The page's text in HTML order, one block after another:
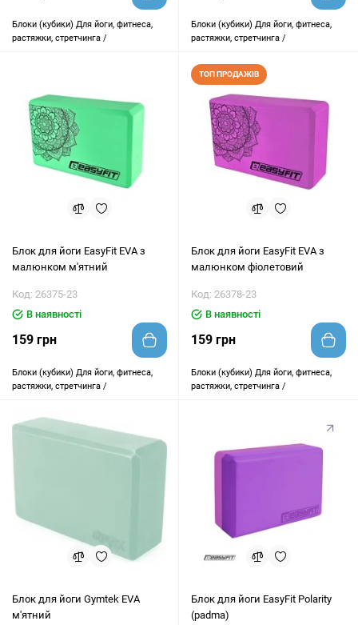
Блоки (кубики) Для йоги, фитнеса,
растяжки, стретчинга /
Блоки (кубики) Для йоги, фитнеса,
растяжки, стретчинга /
Блок для йоги EasyFit EVA з
малюнком м'ятний
Код: 26375-23
В наявності
159 грн
Блоки (кубики) Для йоги, фитнеса,
растяжки, стретчинга /
ТОП ПРОДАЖІВ
Блок для йоги EasyFit EVA з
малюнком фіолетовий
Код: 26378-23
В наявності
159 грн
Блоки (кубики) Для йоги, фитнеса,
растяжки, стретчинга /
Блок для йоги Gymtek EVA
м'ятний
Блок для йоги EasyFit Polarity
(рadma)